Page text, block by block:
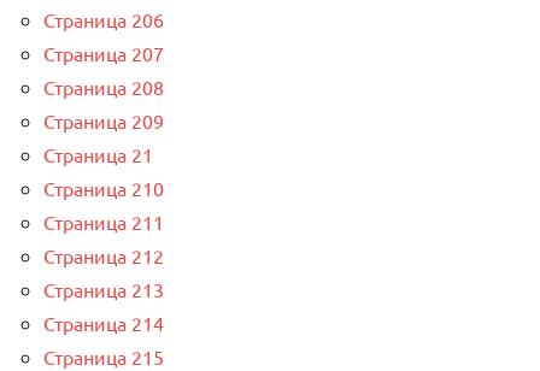
Страница 206
Страница 207
Страница 208
Страница 209
Страница 21
Страница 210
Страница 211
Страница 212
Страница 213
Страница 214
Страница 215